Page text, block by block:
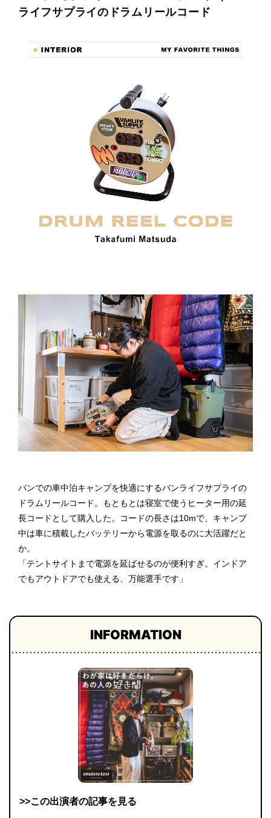
ライフサプライのドラムリールコード
バンでの車中泊キャンプを快適にするバンライフサプライの
ドラムリールコード。もともとは寝室で使うヒーター用の延
長コードとして購入した。コードの長さは10mで、キャンプ
中は車に積載したバッテリーから電源を取るのに大活躍だと
か。
「テントサイトまで電源を延ばせるのが便利すぎ。インドア
でもアウトドアでも使える、万能選手です」
INFORMATION
>>この出演者の記事を見る